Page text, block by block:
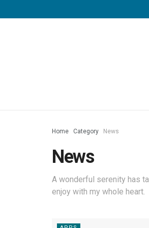
Home Category News
News
A wonderful serenity has
enjoy with my whole heart.